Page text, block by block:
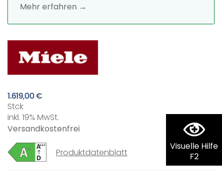
Visuelle Hilfe
F2
Mehr erfahren →
1.619,00 €
Stck
inkl. 19% MwSt.
Versandkostenfrei
Produktdatenblatt